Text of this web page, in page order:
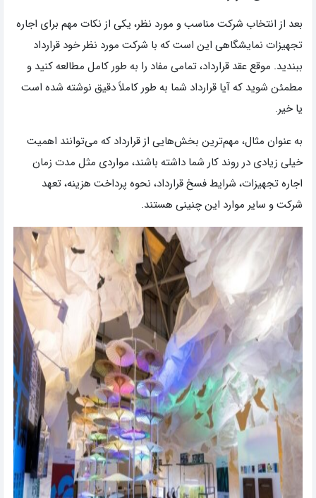
بعد از انتخاب شرکت مناسب و مورد نظر، یکی از نکات مهم برای اجاره
تجهیزات نمایشگاهی این است که با شرکت مورد نظر خود قرارداد
ببندید. موقع عقد قرارداد، تمامی مفاد را به طور کامل مطالعه کنید و
مطمئن شوید که آیا قرارداد شما به طور کاملاً دقیق نوشته شده است
یا خیر.
به عنوان مثال، مهم‌ترین بخش‌هایی از قرارداد که می‌توانند اهمیت
خیلی زیادی در روند کار شما داشته باشند، مواردی مثل مدت زمان
اجاره تجهیزات، شرایط فسخ قرارداد، نحوه پرداخت هزینه، تعهد
شرکت و سایر موارد این چنینی هستند.